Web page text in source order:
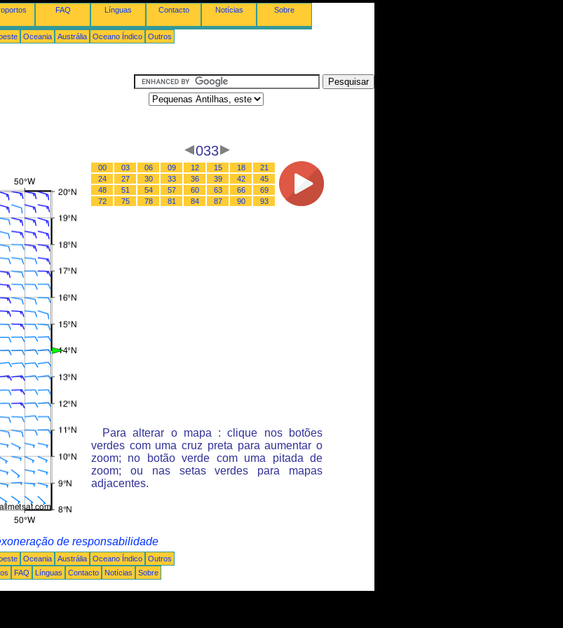
FAQ Línguas Contacto Notícias Sobre
Oceania Austrália Oceano Índico Outros
033
00 03 06 09 12 15 18
21
24
27 30 33 36 39 42
45
48
51 54 57 60 63 66
69
72
75 78 81 84 87 90 93
Para alterar o mapa : clique nos botões
verdes com uma cruz preta para aumentar o
zoom; no botão verde com uma pitada de
zoom; ou nas setas verdes para mapas
adjacentes.
de responsabilidade
Oceania Austrália Oceano Índico
Outros
FAQ Línguas Contacto Notícias Sobre